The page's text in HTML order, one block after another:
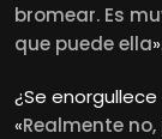
bromear. Es
que puede ella».
¿Se
«Realmente